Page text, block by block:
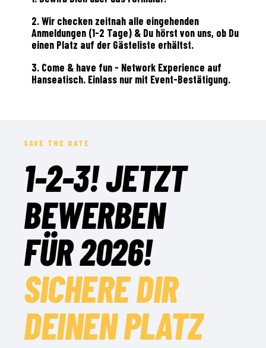
2. Wir checken zeitnah alle eingehenden
Anmeldungen (1-2 Tage) & Du hörst von uns, ob Du
einen Platz auf der Gästeliste erhältst.
3. Come & have fun - Network Experience auf
Hanseatisch. Einlass nur mit Event-Bestätigung.
SAVE THE DATE
1-2-3! JETZT
BEWERBEN
FÜR 2026!
SICHERE DIR
DEINEN PLATZ